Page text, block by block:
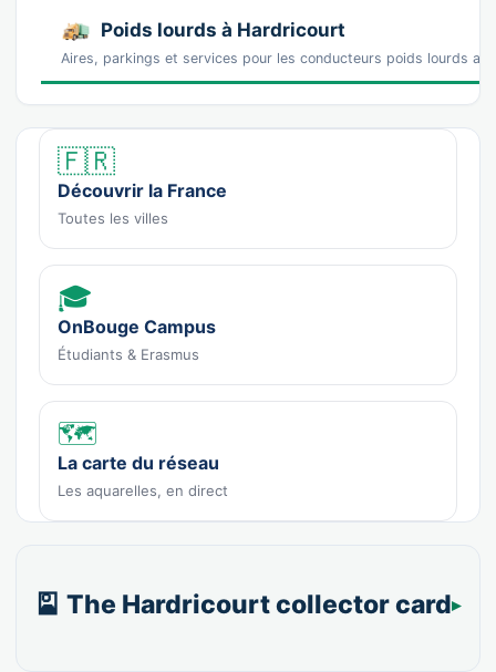
Poids lourds à Hardricourt
Aires, parkings et services pour les conducteurs poids lourds
🇫🇷
Découvrir la France
Toutes les villes
🎓
OnBouge Campus
Étudiants & Erasmus
🗺️
La carte du réseau
Les aquarelles, en direct
🎴 The Hardricourt collector card